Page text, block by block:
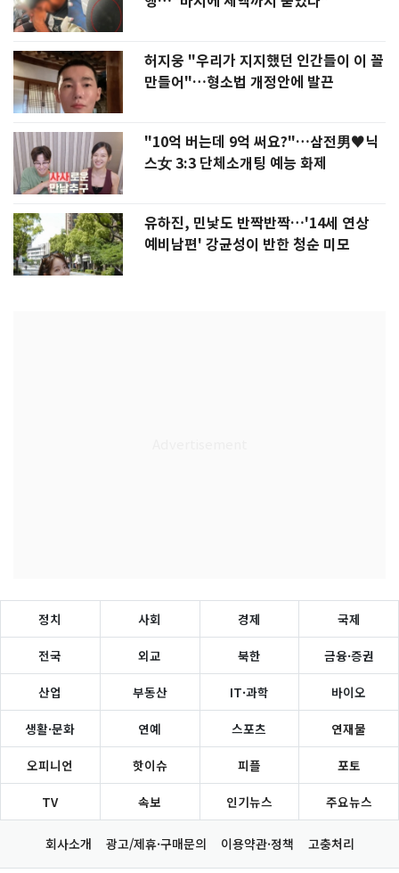
허지웅 "우리가 지지했던 인간들이 이 꼴
만들어"…형소법 개정안에 발끈
"10억 버는데 9억 써요?"…삼전男♥닉
스女 3:3 단체소개팅 예능 화제
유하진, 민낯도 반짝반짝…'14세 연상
예비남편' 강균성이 반한 청순 미모
정치 사회 경제 국제
전국 외교 북한 금융·증권
산업 부동산 IT·과학 바이오
생활·문화 연예 스포츠 연재물
오피니언 핫이슈 피플 포토
TV 속보 인기뉴스 주요뉴스
회사소개 광고/제휴·구매문의 이용약관·정책 고충처리